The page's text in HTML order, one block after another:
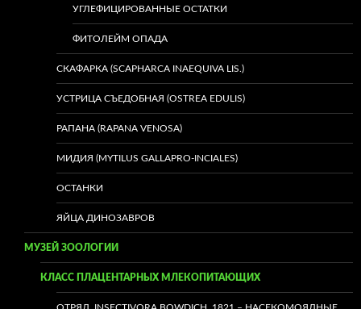
УГЛЕФИЦИРОВАННЫЕ ОСТАТКИ
ФИТОЛЕЙМ ОПАДА
СКАФАРКА (SCAPHARCA INAEQUIVA LIS.)
УСТРИЦА СЪЕДОБНАЯ (OSTREA EDULIS)
РАПАНА (RAPANA VENOSA)
МИДИЯ (MYTILUS GALLAPRO-INCIALES)
ОСТАНКИ
ЯЙЦА ДИНОЗАВРОВ
МУЗЕЙ ЗООЛОГИИ
КЛАСС ПЛАЦЕНТАРНЫХ МЛЕКОПИТАЮЩИХ